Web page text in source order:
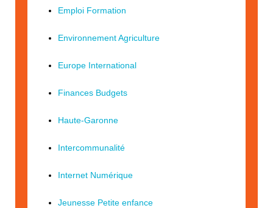
Emploi Formation
Environnement Agriculture
Europe International
Finances Budgets
Haute-Garonne
Intercommunalité
Internet Numérique
Jeunesse Petite enfance